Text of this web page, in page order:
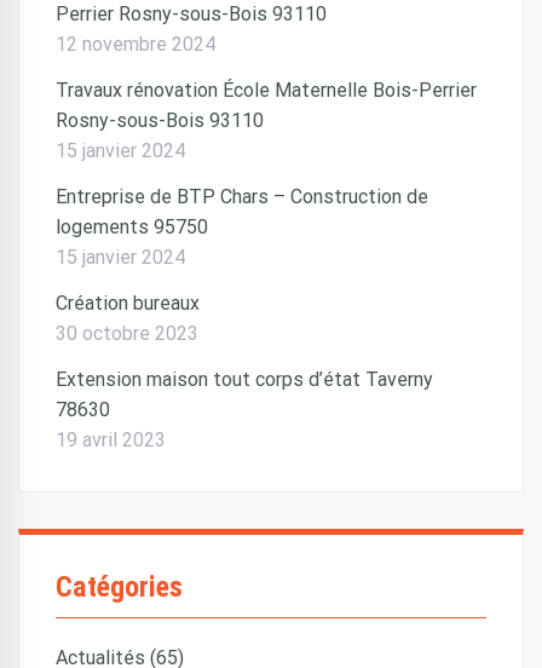
Perrier Rosny-sous-Bois 93110
12 novembre 2024
Travaux rénovation École Maternelle Bois-Perrier
Rosny-sous-Bois 93110
15 janvier 2024
Entreprise de BTP Chars – Construction de
logements 95750
15 janvier 2024
Création bureaux
30 octobre 2023
Extension maison tout corps d’état Taverny
78630
19 avril 2023
Catégories
Actualités (65)